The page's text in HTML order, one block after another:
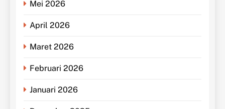
Mei 2026
April 2026
Maret 2026
Februari 2026
Januari 2026